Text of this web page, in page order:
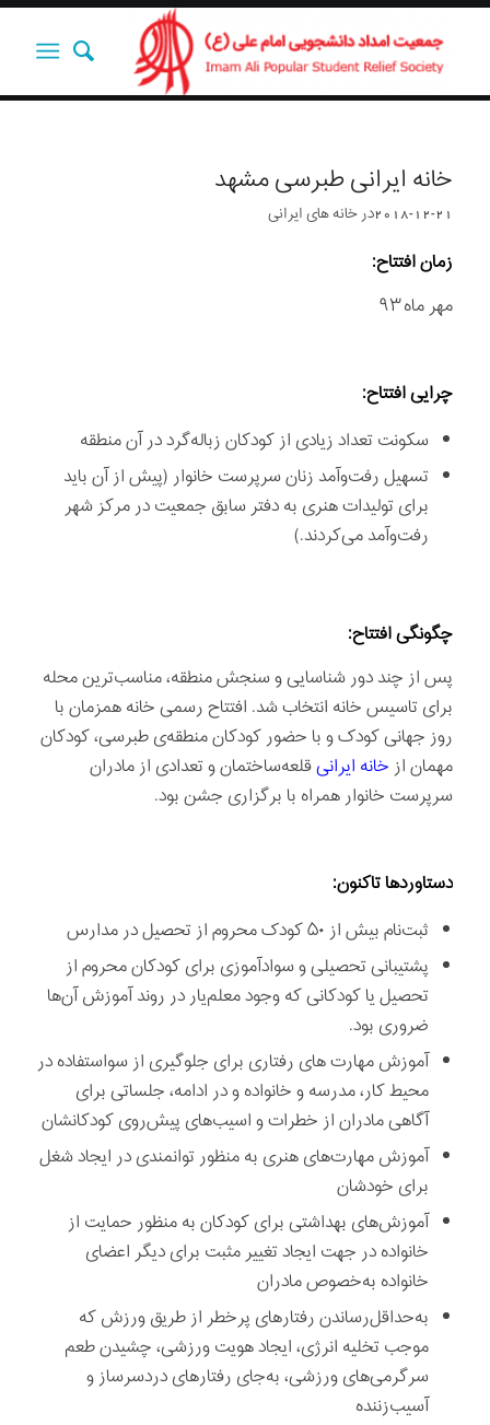
خانه‌ ایرانی طبرسی مشهد
2018-12-21درخانه های ایرانی
زمان افتتاح:
مهر ماه ۹۳
چرایی افتتاح:
سکونت تعداد زیادی از کودکان زباله‌گرد در آن منطقه
تسهیل رفت‌و‌آمد زنان سرپرست خانوار (پیش‌ از‌ آن باید
برای تولیدات هنری به دفتر سابق جمعیت در مرکز شهر
رفت‌وآمد می‌کردند.)
چگونگی افتتاح:
پس از چند دور شناسایی و سنجش منطقه، مناسب‌ترین محله
برای تاسیس خانه انتخاب شد. افتتاح رسمی خانه همزمان با
روز جهانی کودک و با حضور کودکان منطقه‌ی طبرسی، کودکان
مهمان ازخانه ایرانیقلعه‌ساختمان و تعدادی از مادران
سرپرست خانوار همراه با برگزاری جشن بود.
دستاوردها تاکنون:
ثبت‌نام بيش از ۵۰ كودک محروم از تحصيل در مدارس
پشتيبانی تحصيلی و سواد‌آموزی برای كودكان محروم از
تحصيل يا كودكانی كه وجود معلم‌يار در روند آموزش آن‌ها
ضروری بود.
آموزش مهارت های رفتاری برای جلوگيری از سواستفاده در
محيط كار، مدرسه و خانواده و در ادامه، جلساتی برای
آگاهی مادران از خطرات و اسيب‌های پيش‌روی كودكانشان
آموزش مهارت‌های هنری به منظور توانمندی در ايجاد شغل
برای خودشان
آموزش‌های بهداشتی برای كودكان به منظور حمایت از
خانواده در جهت ايجاد تغيیر مثبت برای ديگر اعضای
خانواده به‌خصوص مادران
به‌حداقل‌رساندن رفتارهای پرخطر از طريق ورزش كه
موجب تخليه انرژی، ايجاد هويت ورزشی، چشيدن طعم
سرگرمی‌های ورزشی، به‌جای رفتارهای دردسرساز و
آسيب‌زننده